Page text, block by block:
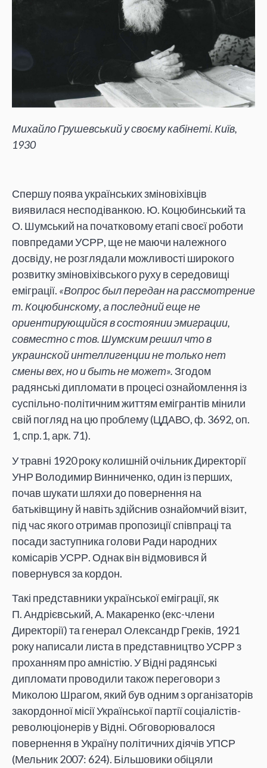
Михайло Грушевський у своєму кабінеті. Київ,
1930
Спершу поява українських зміновіхівців
виявилася несподіванкою. Ю. Коцюбинський та
О. Шумський на початковому етапі своєї роботи
повпредами УСРР, ще не маючи належного
досвіду, не розглядали можливості широкого
розвитку зміновіхівського руху в середовищі
еміграції. «Вопрос был передан на рассмотрение
т. Коцюбинскому, а последний еще не
ориентирующийся в состоянии эмиграции,
совместно с тов. Шумским решил что в
украинской интеллигенции не только нет
смены вех, но и быть не может».Згодом
радянські дипломати в процесі ознайомлення із
суспільно-політичним життям емігрантів мінили
свій погляд на цю проблему (ЦДАВО, ф. 3692, оп.
1, спр.1, арк. 71).
У травні 1920 року колишній очільник Директорії
УНР Володимир Винниченко, один із перших,
почав шукати шляхи до повернення на
батьківщину й навіть здійснив ознайомчий візит,
під час якого отримав пропозиції співпраці та
посади заступника голови Ради народних
комісарів УСРР. Однак він відмовився й
повернувся за кордон.
Такі представники української еміграції, як
П. Андрієвський, А. Макаренко (екс-члени
Директорії) та генерал Олександр Греків, 1921
року написали листа в представництво УСРР з
проханням про амністію. У Відні радянські
дипломати проводили також переговори з
Миколою Шрагом, який був одним з організаторів
закордонної місії Української партії соціалістів-
революціонерів у Відні. Обговорювалося
повернення в Україну політичних діячів УПСР
(Мельник 2007: 624). Більшовики обіцяли